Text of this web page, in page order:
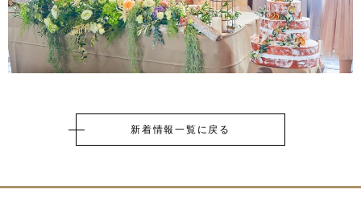
新着情報一覧に戻る